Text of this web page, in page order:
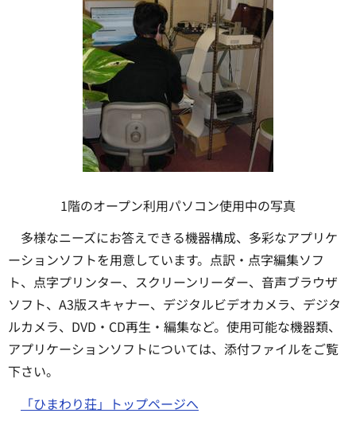
1階のオープン利用パソコン使用中の写真
多様なニーズにお答えできる機器構成、多彩なアプリケ
ーションソフトを用意しています。点訳・点字編集ソフ
ト、点字プリンター、スクリーンリーダー、音声ブラウザ
ソフト、A3版スキャナー、デジタルビデオカメラ、デジタ
ルカメラ、DVD・CD再生・編集など。使用可能な機器類、
アプリケーションソフトについては、添付ファイルをご覧
下さい。
「ひまわり荘」トップページへ